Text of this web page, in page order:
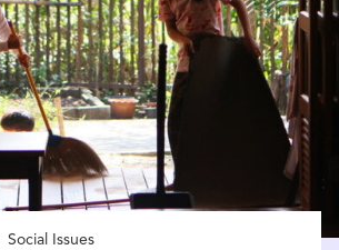
Social Issues